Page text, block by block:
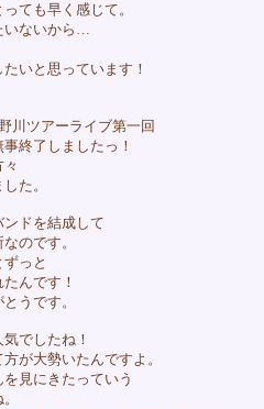
ても早く感じて。
いないから…
いと思っています！
川ツアーライブ第一回
終了しましたっ！
た。
ドを結成して
のです。
っと
んです！
うです。
でしたね！
が大勢いたんですよ。
見にきたっていう